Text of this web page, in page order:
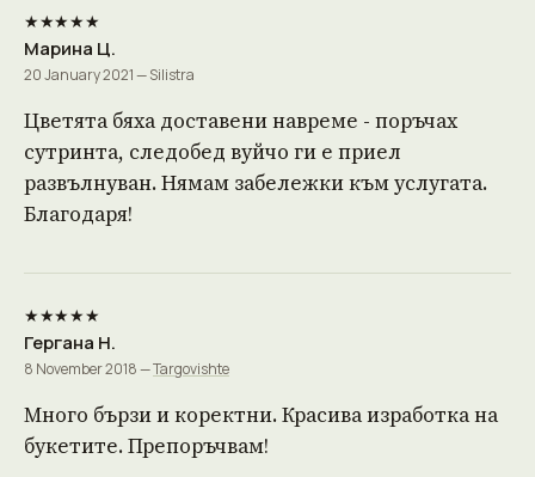
★★★★★
Марина Ц.
20 January 2021 — Silistra
Цветята бяха доставени навреме - поръчах
сутринта, следобед вуйчо ги е приел
развълнуван. Нямам забележки към услугата.
Благодаря!
★★★★★
Гергана Н.
8 November 2018 —Targovishte
Много бързи и коректни. Красива изработка на
букетите. Препоръчвам!